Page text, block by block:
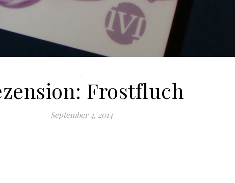
.
Frostfluch
September 4, 2014